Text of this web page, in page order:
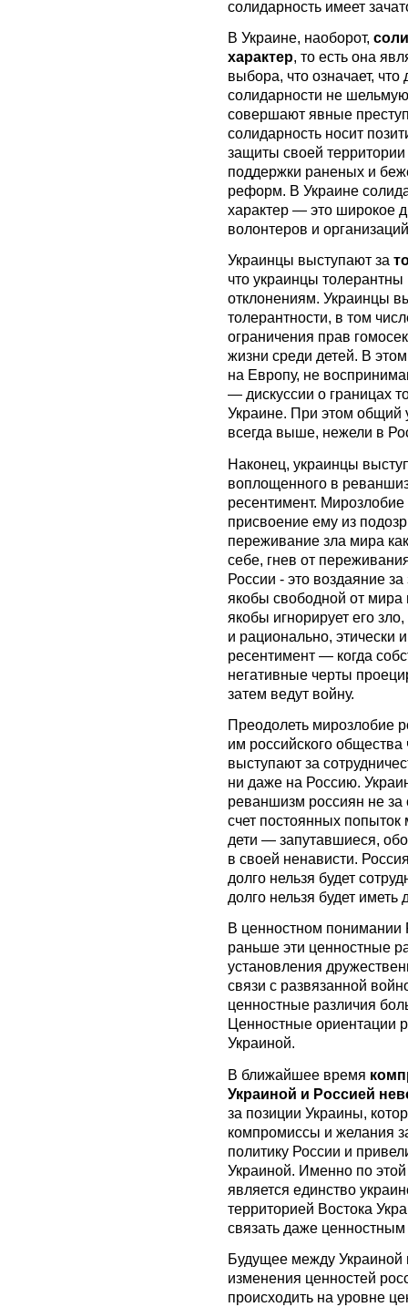
солидарность имеет
В Украине, наоборот,
характер, то есть она
выбора, что означает,
солидарности не
совершают явные
солидарность носит
защиты своей территории
поддержки раненых и
реформ. В Украине
характер — это широкое
волонтеров и
Украинцы выступают за
что украинцы
отклонениям. Украинцы
толерантности, в том
ограничения прав
жизни среди детей. В
на Европу, не
— дискуссии о границах
Украине. При этом общий
всегда выше, нежели в
Наконец, украинцы
воплощенного в
ресентимент.
присвоение ему из
переживание зла мира
себе, гнев от
России - это воздаяние
якобы свободной от мира
якобы игнорирует его
и рационально, этически
ресентимент — когда
негативные черты
затем ведут войну.
Преодолеть мирозлобие
им российского
выступают за
ни даже на Россию.
реваншизм россиян не за
счет постоянных
дети — запутавшиеся,
в своей ненависти.
долго нельзя будет
долго нельзя будет
В ценностном понимании
раньше эти ценностные
установления
связи с развязанной
ценностные различия
Ценностные ориентации
Украиной.
В ближайшее время
Украиной и Россией
за позиции Украины,
компромиссы и желания
политику России и
Украиной. Именно по
является единство
территорией Востока
связать даже
Будущее между
изменения ценностей
происходить на уровне